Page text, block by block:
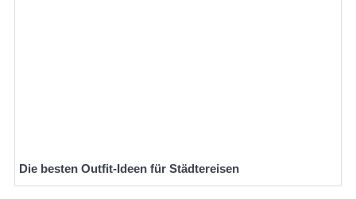
Die besten Outfit-Ideen für Städtereisen